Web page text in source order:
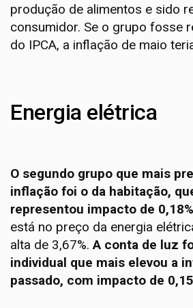
produção de alimentos e sido
consumidor. Se o grupo fosse
do IPCA, a inflação de maio
Energia elétrica
O segundo grupo que mais
inflação foi o da habitação,
representou impacto de
está no preço da energia
alta de 3,67%.A conta de luz
individual que mais elevou a
passado, com impacto de